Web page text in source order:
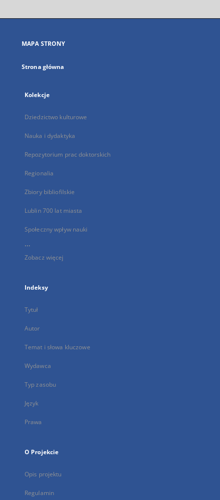
się
karcie
MAPA STRONY
Strona główna
Kolekcje
Dziedzictwo kulturowe
Nauka i dydaktyka
Repozytorium prac doktorskich
Regionalia
Zbiory bibliofilskie
Lublin 700 lat miasta
Społeczny wpływ nauki
...
Zobacz więcej
Indeksy
Tytuł
Autor
Temat i słowa kluczowe
Wydawca
Typ zasobu
Język
Prawa
O Projekcie
Opis projektu
Regulamin